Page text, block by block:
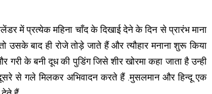
में प्रत्येक महिना चाँद के दिखाई देने के दिन से प्रारंभ माना
उसके बाद ही रोजे तोड़े जाते हैं और त्यौहार मनाना शुरू किया
के बनी दूध की पुडिंग जिसे शीर खोरमा कहा जाता है उन्ही
से गले मिलकर अभिवादन करते हैं .मुसलमान और हिन्दू एक